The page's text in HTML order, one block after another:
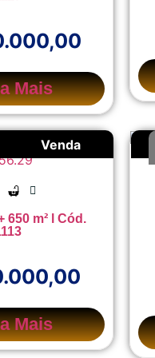
Mais
Venda
650 m² l Cód.
Mais